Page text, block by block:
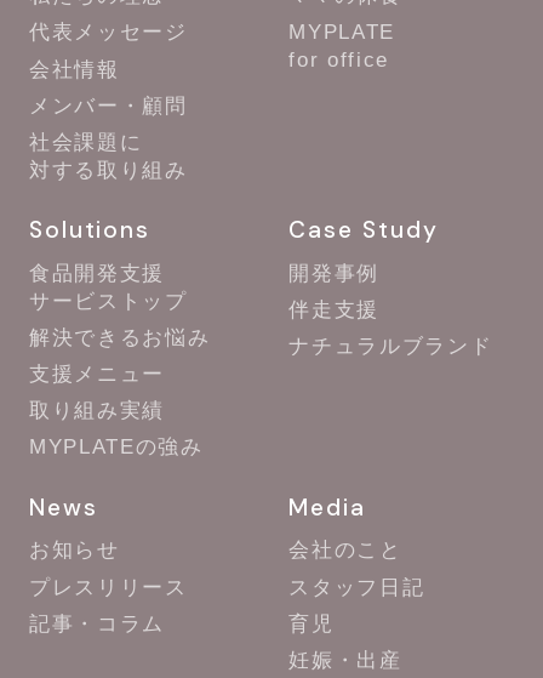
代表メッセージ
会社情報
メンバー・顧問
社会課題に
対する取り組み
MYPLATE
for office
Solutions
食品開発支援
サービストップ
解決できるお悩み
支援メニュー
取り組み実績
MYPLATEの強み
Case Study
開発事例
伴走支援
ナチュラルブランド
News
お知らせ
プレスリリース
記事・コラム
Media
会社のこと
スタッフ日記
育児
妊娠・出産